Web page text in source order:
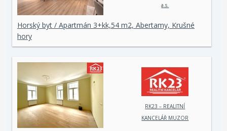
a.s.
Horský byt / Apartmán 3+kk,54 m2, Abertamy, Krušné
hory
RK23 – REALITNÍ
KANCELÁŘ MUZOR